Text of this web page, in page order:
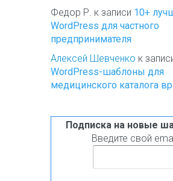
Федор Р. к записи 10+
WordPress для частного
предпринимателя
Алексей Шевченко к
WordPress-шаблоны для
медицинского каталога
Подписка на новые
Введите свой